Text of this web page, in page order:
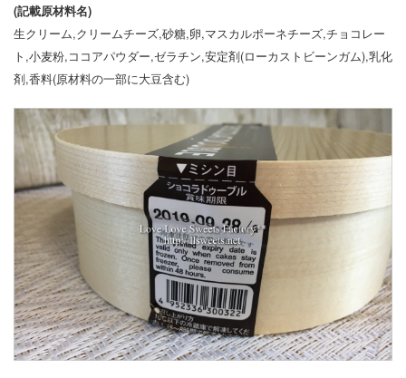
(記載原材料名)
生クリーム,クリームチーズ,砂糖,卵,マスカルポーネチーズ,チョコレー
ト,小麦粉,ココアパウダー,ゼラチン,安定剤(ローカストビーンガム),乳化
剤,香料(原材料の一部に大豆含む)